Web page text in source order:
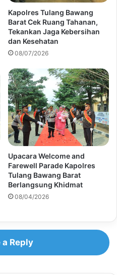
Kapolres Tulang Bawang
Barat Cek Ruang Tahanan,
Tekankan Jaga Kebersihan
dan Kesehatan
08/07/2026
Upacara Welcome and
Farewell Parade Kapolres
Tulang Bawang Barat
Berlangsung Khidmat
08/04/2026
a Reply